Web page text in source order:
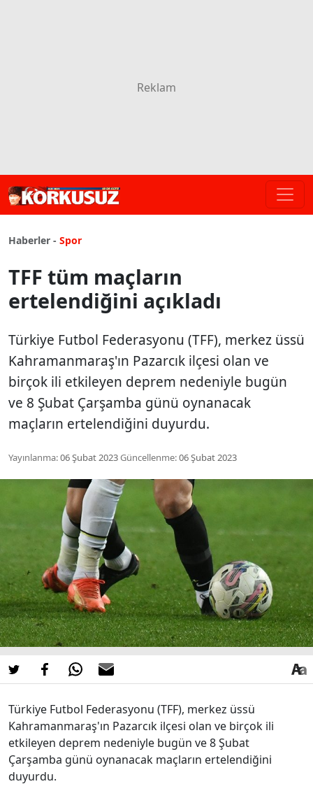
Haberler - Spor
TFF tüm maçların
ertelendiğini açıkladı
Türkiye Futbol Federasyonu (TFF), merkez üssü
Kahramanmaraş'ın Pazarcık ilçesi olan ve
birçok ili etkileyen deprem nedeniyle bugün
ve 8 Şubat Çarşamba günü oynanacak
maçların ertelendiğini duyurdu.
Yayınlanma:06 Şubat 2023Güncellenme:06 Şubat 2023
Türkiye Futbol Federasyonu (TFF), merkez üssü
Kahramanmaraş'ın Pazarcık ilçesi olan ve birçok ili
etkileyen deprem nedeniyle bugün ve 8 Şubat
Çarşamba günü oynanacak maçların ertelendiğini
duyurdu.